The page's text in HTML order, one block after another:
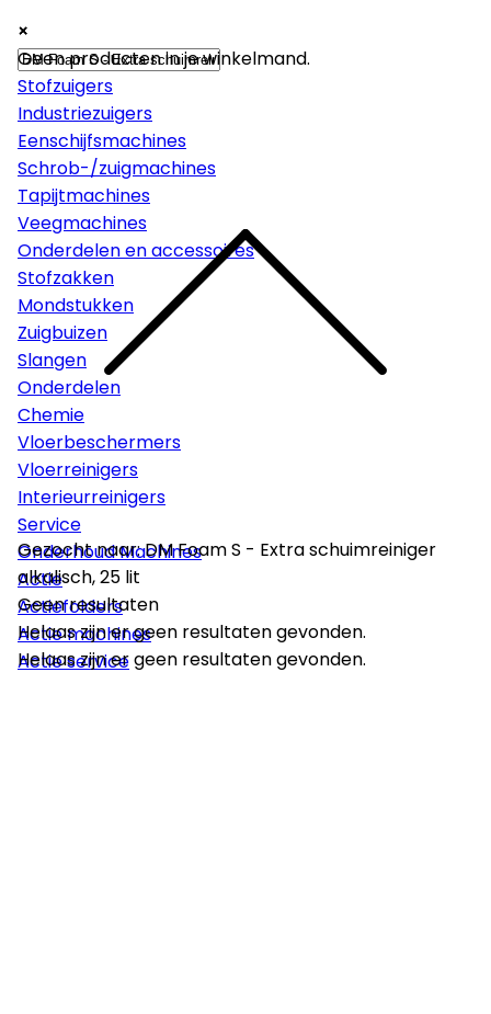
×
Machines
Stofzuigers
Industriezuigers
Eenschijfsmachines
Schrob-/zuigmachines
Tapijtmachines
Veegmachines
Onderdelen en accessoires
Stofzakken
Mondstukken
Zuigbuizen
Slangen
Onderdelen
Chemie
Vloerbeschermers
Vloerreinigers
Interieurreinigers
Service
Onderhoud Machines
Actie
Actiefolders
Actie machines
Actie service
×
Gezocht naar: DM Foam S - Extra schuimreiniger
alkalisch, 25 lit
Geen resultaten
Helaas zijn er geen resultaten gevonden.
Helaas zijn er geen resultaten gevonden.
×
Geen producten in je winkelmand.